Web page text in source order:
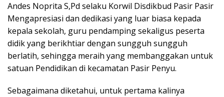
Andes Noprita S,Pd selaku Korwil Disdikbud Pasir Pasir
Mengapresiasi dan dedikasi yang luar biasa kepada
kepala sekolah, guru pendamping sekaligus peserta
didik yang berikhtiar dengan sungguh sungguh
berlatih, sehingga meraih yang membanggakan untuk
satuan Pendidikan di kecamatan Pasir Penyu.
Sebagaimana diketahui, untuk pertama kalinya